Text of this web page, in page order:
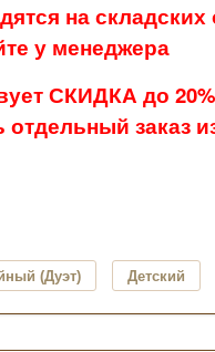
на складских
у менеджера
СКИДКА до
заказ
(Дуэт) Детский